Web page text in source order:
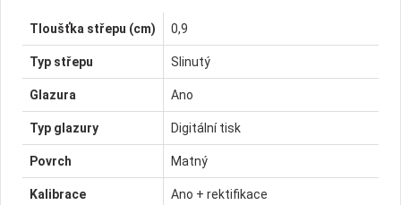
Tloušťka střepu (cm) 0,9
Typ střepu Slinutý
Glazura Ano
Typ glazury Digitální tisk
Povrch Matný
Kalibrace Ano + rektifikace